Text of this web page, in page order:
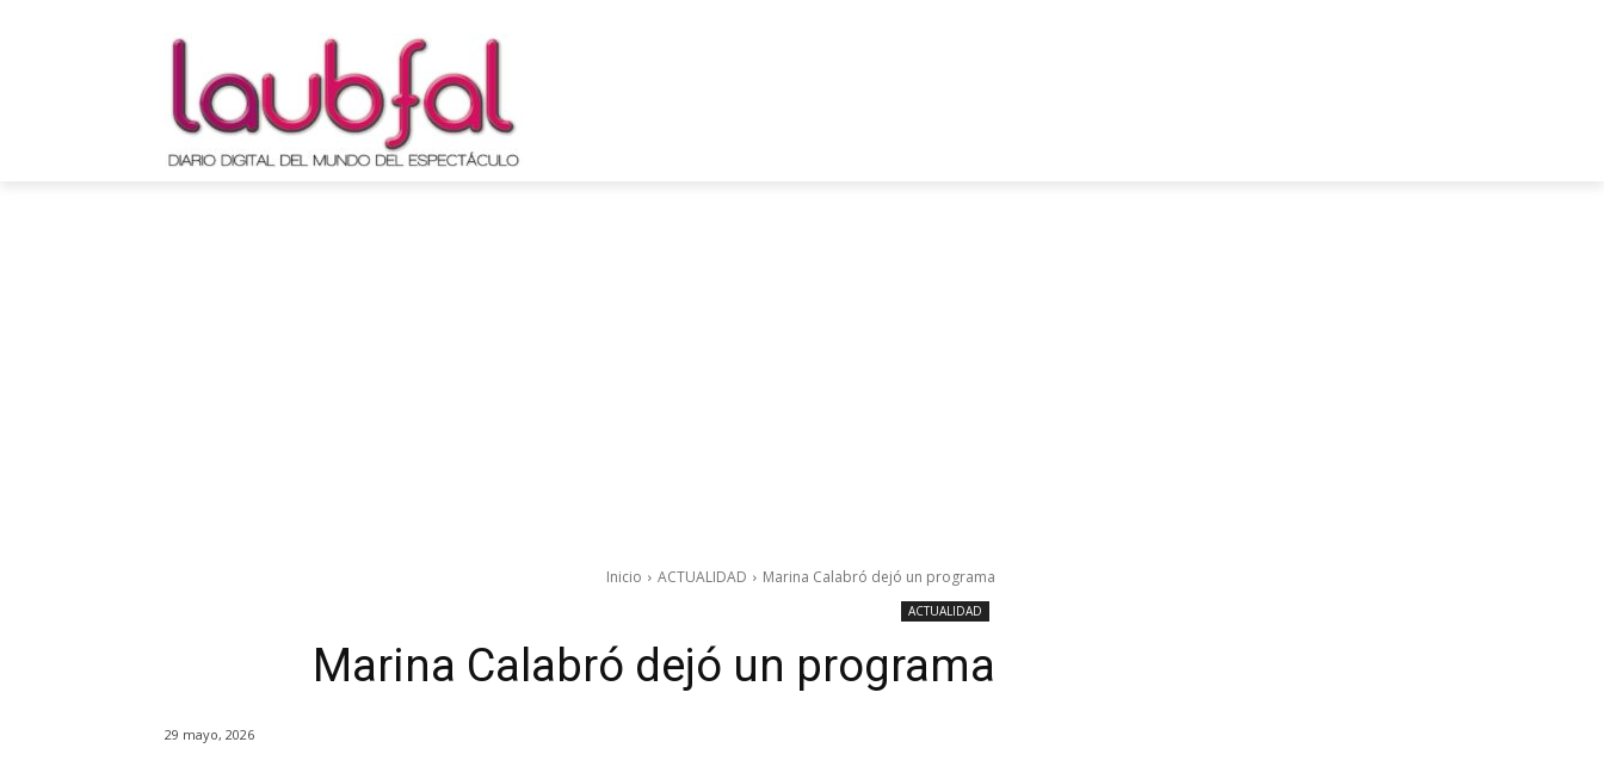
Inicio ACTUALIDAD Marina Calabró dejó un programa
ACTUALIDAD
Marina Calabró dejó un programa
29 mayo, 2026